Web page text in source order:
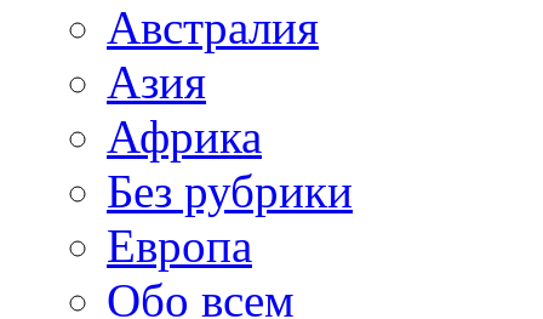
Австралия
Азия
Африка
Без рубрики
Европа
Обо всем